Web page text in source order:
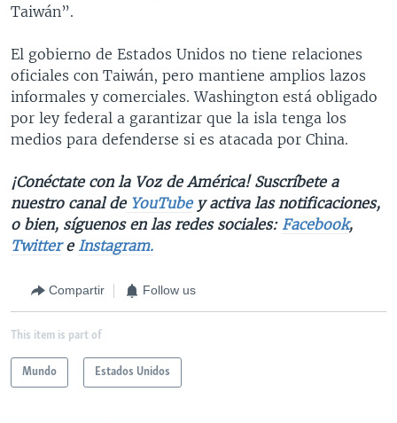
Taiwán”.
El gobierno de Estados Unidos no tiene relaciones
oficiales con Taiwán, pero mantiene amplios lazos
informales y comerciales. Washington está obligado
por ley federal a garantizar que la isla tenga los
medios para defenderse si es atacada por China.
¡Conéctate con la Voz de América! Suscríbete a
nuestro canal deYouTubey activa las notificaciones,
o bien, síguenos en las redes sociales: Facebook,
Twittere Instagram.
Compartir Follow us
This item is part of
Mundo Estados Unidos